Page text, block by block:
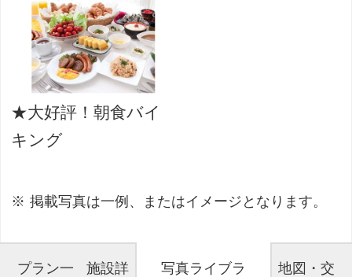
★大好評！朝食バイ
キング
掲載写真は一例、またはイメージとなります。
プラン一
施設詳
写真ライブラ
地図・交